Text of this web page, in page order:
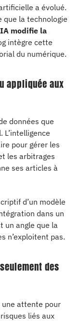
a évolué.
que la technologie
modifie la
intègre cette
du numérique.
appliquée aux
données que
L’intelligence
pour gérer les
les arbitrages
ses articles à
d’un modèle
dans un
un angle que la
n’exploitent pas.
des
attente pour
liés aux